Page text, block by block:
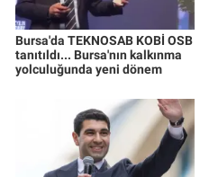
Bursa'da TEKNOSAB KOBİ OSB
tanıtıldı... Bursa'nın kalkınma
yolculuğunda yeni dönem